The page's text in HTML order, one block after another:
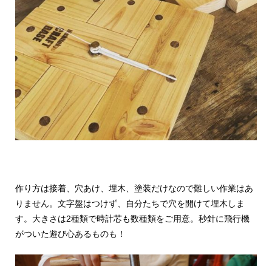
作り方は接着、穴あけ、埋木、塗装だけなので難しい作業はあ
りません。文字盤はつけず、自分たちで穴を開けて埋木しま
す。大きさは2種類で時計芯も数種類をご用意。秒針に飛行機
がついた遊び心あるものも！